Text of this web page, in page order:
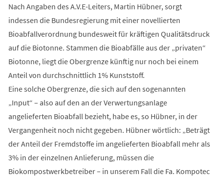
Nach Angaben des A.V.E-Leiters, Martin Hübner, sorgt
indessen die Bundesregierung mit einer novellierten
Bioabfallverordnung bundesweit für kräftigen Qualitätsdruck
auf die Biotonne. Stammen die Bioabfälle aus der „privaten“
Biotonne, liegt die Obergrenze künftig nur noch bei einem
Anteil von durchschnittlich 1% Kunststoff.
Eine solche Obergrenze, die sich auf den sogenannten
„Input“ – also auf den an der Verwertungsanlage
angelieferten Bioabfall bezieht, habe es, so Hübner, in der
Vergangenheit noch nicht gegeben. Hübner wörtlich: „Beträgt
der Anteil der Fremdstoffe im angelieferten Bioabfall mehr als
3% in der einzelnen Anlieferung, müssen die
Biokompostwerkbetreiber – in unserem Fall die Fa. Kompotec